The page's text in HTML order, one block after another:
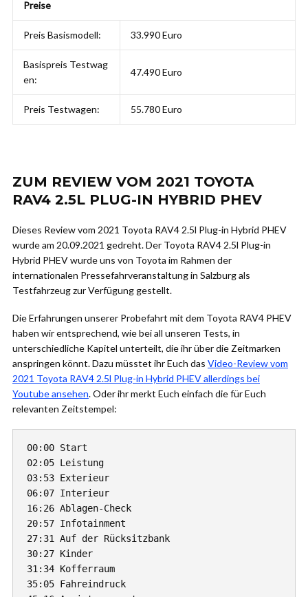
Preise
Preis Basismodell: 33.990 Euro
Basispreis Testwag
en:
47.490 Euro
Preis Testwagen: 55.780 Euro
ZUM REVIEW VOM 2021 TOYOTA
RAV4 2.5L PLUG-IN HYBRID PHEV
Dieses Review vom 2021 Toyota RAV4 2.5l Plug-in Hybrid PHEV
wurde am 20.09.2021 gedreht. Der Toyota RAV4 2.5l Plug-in
Hybrid PHEV wurde uns von Toyota im Rahmen der
internationalen Pressefahrveranstaltung in Salzburg als
Testfahrzeug zur Verfügung gestellt.
Die Erfahrungen unserer Probefahrt mit dem Toyota RAV4 PHEV
haben wir entsprechend, wie bei all unseren Tests, in
unterschiedliche Kapitel unterteilt, die ihr über die Zeitmarken
anspringen könnt. Dazu müsstet ihr Euch das Video-Review vom
2021 Toyota RAV4 2.5l Plug-in Hybrid PHEV allerdings bei
Youtube ansehen. Oder ihr merkt Euch einfach die für Euch
relevanten Zeitstempel:
00:00 Start
02:05 Leistung
03:53 Exterieur
06:07 Interieur
16:26 Ablagen-Check
20:57 Infotainment
27:31 Auf der Rücksitzbank
30:27 Kinder
31:34 Kofferraum
35:05 Fahreindruck